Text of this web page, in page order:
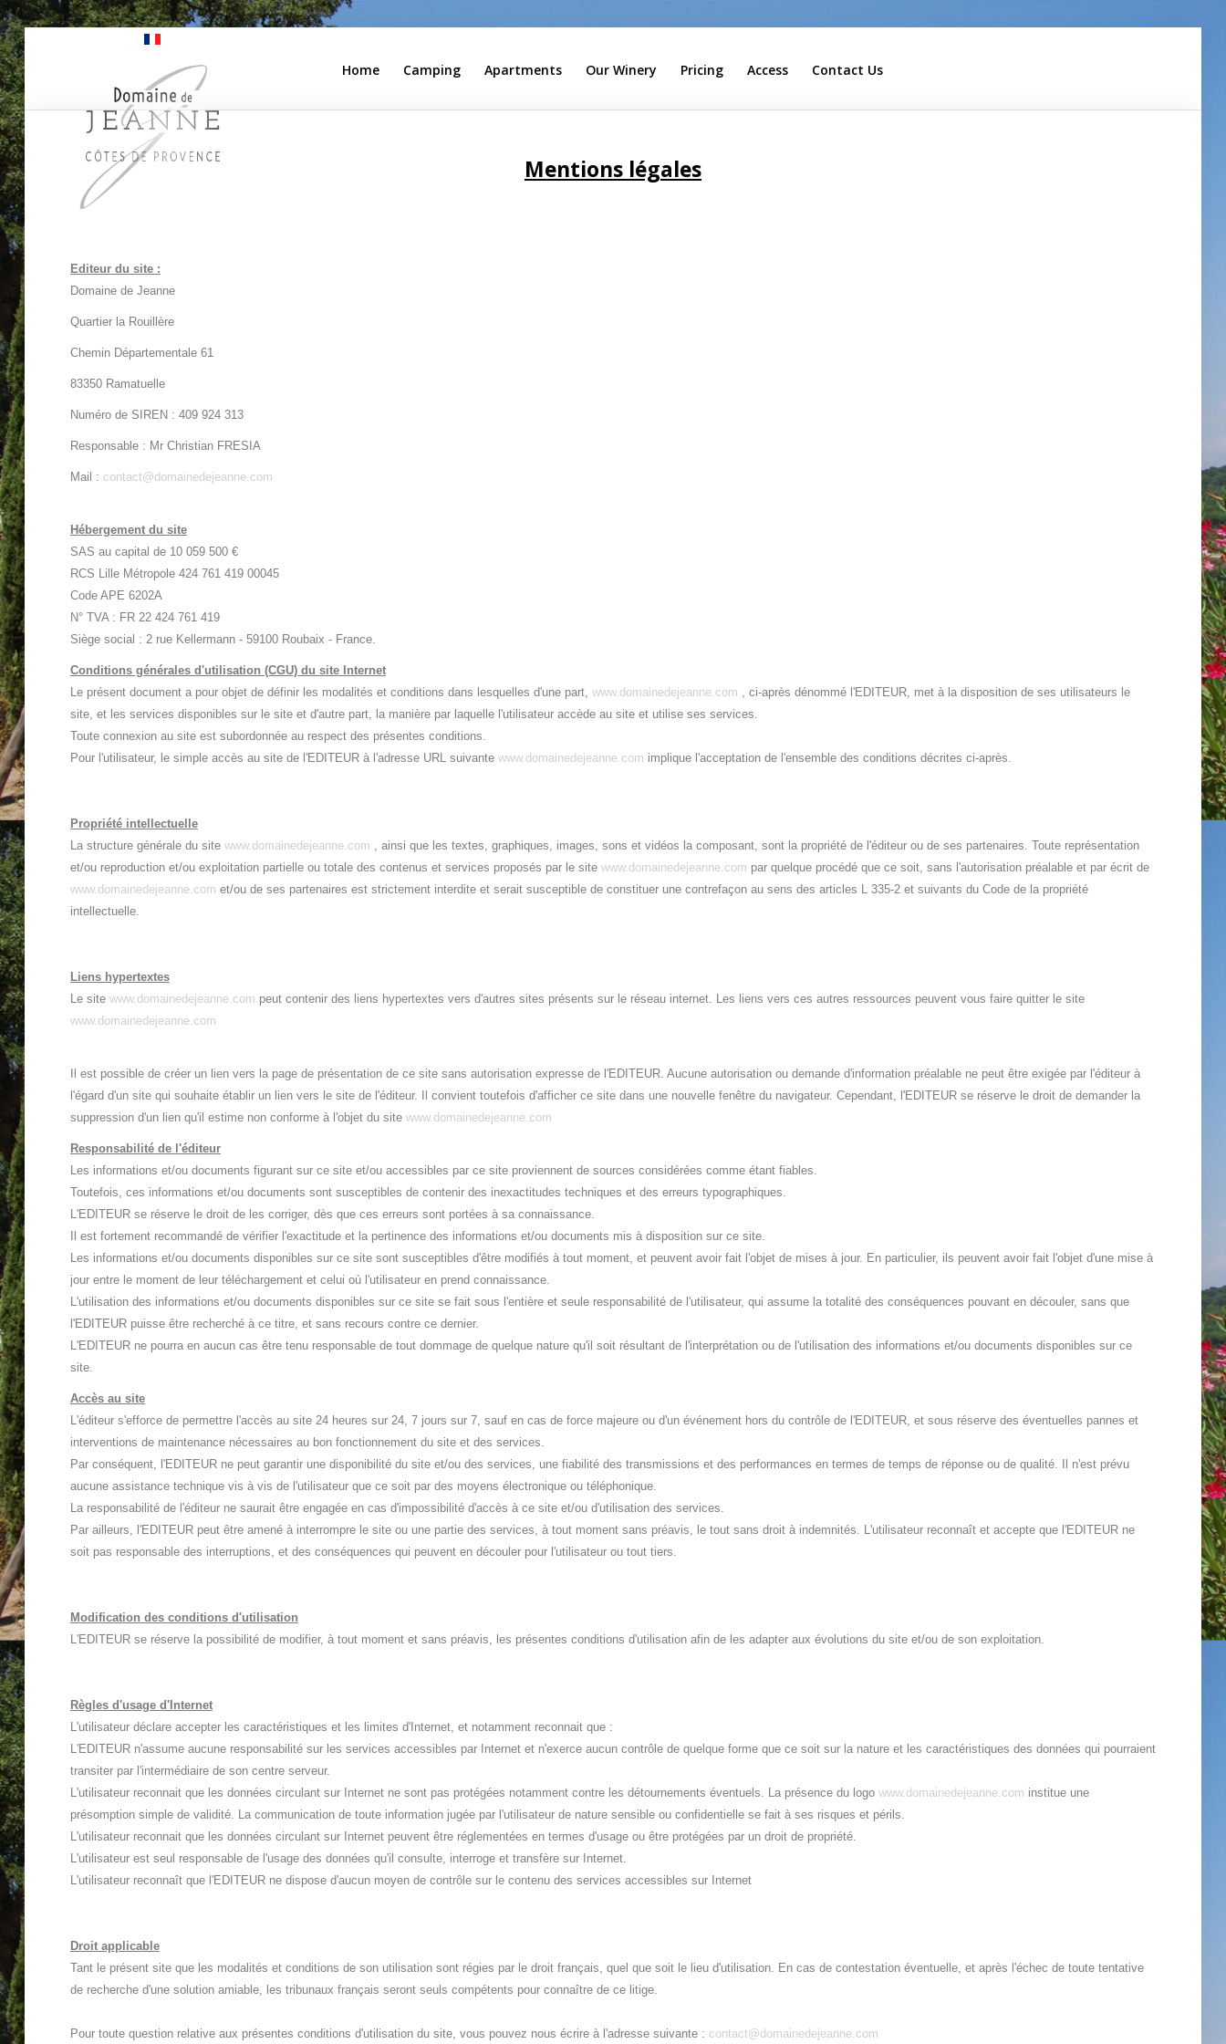
Home
Camping
Apartments
Our Winery
Pricing
Access
Contact Us
Home Camping Apartments Our Winery Pricing Access Contact Us
Mentions légales
Editeur du site :
Domaine de Jeanne
Quartier la Rouillère
Chemin Départementale 61
83350 Ramatuelle
Numéro de SIREN : 409 924 313
Responsable : Mr Christian FRESIA
Mail : contact@domainedejeanne.com
Hébergement du site
SAS au capital de 10 059 500 €
RCS Lille Métropole 424 761 419 00045
Code APE 6202A
N° TVA : FR 22 424 761 419
Siège social : 2 rue Kellermann - 59100 Roubaix - France.
Conditions générales d'utilisation (CGU) du site Internet
Le présent document a pour objet de définir les modalités et conditions dans lesquelles d'une part, www.domainedejeanne.com , ci-après dénommé l'EDITEUR, met à la disposition de ses utilisateurs le
site, et les services disponibles sur le site et d'autre part, la manière par laquelle l'utilisateur accède au site et utilise ses services.
Toute connexion au site est subordonnée au respect des présentes conditions.
Pour l'utilisateur, le simple accès au site de l'EDITEUR à l'adresse URL suivante www.domainedejeanne.com implique l'acceptation de l'ensemble des conditions décrites ci-après.
Propriété intellectuelle
La structure générale du site www.domainedejeanne.com , ainsi que les textes, graphiques, images, sons et vidéos la composant, sont la propriété de l'éditeur ou de ses partenaires. Toute représentation
et/ou reproduction et/ou exploitation partielle ou totale des contenus et services proposés par le site www.domainedejeanne.com par quelque procédé que ce soit, sans l'autorisation préalable et par écrit de
www.domainedejeanne.com et/ou de ses partenaires est strictement interdite et serait susceptible de constituer une contrefaçon au sens des articles L 335-2 et suivants du Code de la propriété
intellectuelle.
Liens hypertextes
Le site www.domainedejeanne.com peut contenir des liens hypertextes vers d'autres sites présents sur le réseau internet. Les liens vers ces autres ressources peuvent vous faire quitter le site
www.domainedejeanne.com
Il est possible de créer un lien vers la page de présentation de ce site sans autorisation expresse de l'EDITEUR. Aucune autorisation ou demande d'information préalable ne peut être exigée par l'éditeur à
l'égard d'un site qui souhaite établir un lien vers le site de l'éditeur. Il convient toutefois d'afficher ce site dans une nouvelle fenêtre du navigateur. Cependant, l'EDITEUR se réserve le droit de demander la
suppression d'un lien qu'il estime non conforme à l'objet du site www.domainedejeanne.com
Responsabilité de l'éditeur
Les informations et/ou documents figurant sur ce site et/ou accessibles par ce site proviennent de sources considérées comme étant fiables.
Toutefois, ces informations et/ou documents sont susceptibles de contenir des inexactitudes techniques et des erreurs typographiques.
L'EDITEUR se réserve le droit de les corriger, dès que ces erreurs sont portées à sa connaissance.
Il est fortement recommandé de vérifier l'exactitude et la pertinence des informations et/ou documents mis à disposition sur ce site.
Les informations et/ou documents disponibles sur ce site sont susceptibles d'être modifiés à tout moment, et peuvent avoir fait l'objet de mises à jour. En particulier, ils peuvent avoir fait l'objet d'une mise à
jour entre le moment de leur téléchargement et celui où l'utilisateur en prend connaissance.
L'utilisation des informations et/ou documents disponibles sur ce site se fait sous l'entière et seule responsabilité de l'utilisateur, qui assume la totalité des conséquences pouvant en découler, sans que
l'EDITEUR puisse être recherché à ce titre, et sans recours contre ce dernier.
L'EDITEUR ne pourra en aucun cas être tenu responsable de tout dommage de quelque nature qu'il soit résultant de l'interprétation ou de l'utilisation des informations et/ou documents disponibles sur ce
site.
Accès au site
L'éditeur s'efforce de permettre l'accès au site 24 heures sur 24, 7 jours sur 7, sauf en cas de force majeure ou d'un événement hors du contrôle de l'EDITEUR, et sous réserve des éventuelles pannes et
interventions de maintenance nécessaires au bon fonctionnement du site et des services.
Par conséquent, l'EDITEUR ne peut garantir une disponibilité du site et/ou des services, une fiabilité des transmissions et des performances en termes de temps de réponse ou de qualité. Il n'est prévu
aucune assistance technique vis à vis de l'utilisateur que ce soit par des moyens électronique ou téléphonique.
La responsabilité de l'éditeur ne saurait être engagée en cas d'impossibilité d'accès à ce site et/ou d'utilisation des services.
Par ailleurs, l'EDITEUR peut être amené à interrompre le site ou une partie des services, à tout moment sans préavis, le tout sans droit à indemnités. L'utilisateur reconnaît et accepte que l'EDITEUR ne
soit pas responsable des interruptions, et des conséquences qui peuvent en découler pour l'utilisateur ou tout tiers.
Modification des conditions d'utilisation
L'EDITEUR se réserve la possibilité de modifier, à tout moment et sans préavis, les présentes conditions d'utilisation afin de les adapter aux évolutions du site et/ou de son exploitation.
Règles d'usage d'Internet
L'utilisateur déclare accepter les caractéristiques et les limites d'Internet, et notamment reconnait que :
L'EDITEUR n'assume aucune responsabilité sur les services accessibles par Internet et n'exerce aucun contrôle de quelque forme que ce soit sur la nature et les caractéristiques des données qui pourraient
transiter par l'intermédiaire de son centre serveur.
L'utilisateur reconnait que les données circulant sur Internet ne sont pas protégées notamment contre les détournements éventuels. La présence du logo www.domainedejeanne.com institue une
présomption simple de validité. La communication de toute information jugée par l'utilisateur de nature sensible ou confidentielle se fait à ses risques et périls.
L'utilisateur reconnait que les données circulant sur Internet peuvent être réglementées en termes d'usage ou être protégées par un droit de propriété.
L'utilisateur est seul responsable de l'usage des données qu'il consulte, interroge et transfère sur Internet.
L'utilisateur reconnaît que l'EDITEUR ne dispose d'aucun moyen de contrôle sur le contenu des services accessibles sur Internet
Droit applicable
Tant le présent site que les modalités et conditions de son utilisation sont régies par le droit français, quel que soit le lieu d'utilisation. En cas de contestation éventuelle, et après l'échec de toute tentative
de recherche d'une solution amiable, les tribunaux français seront seuls compétents pour connaître de ce litige.
Pour toute question relative aux présentes conditions d'utilisation du site, vous pouvez nous écrire à l'adresse suivante : contact@domainedejeanne.com